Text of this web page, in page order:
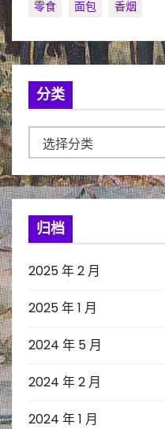
零食
面包 香烟
分类
类
归档
2025 年 2 月
2025 年 1 月
2024 年 5 月
2024 年 2 月
2024 年 1 月